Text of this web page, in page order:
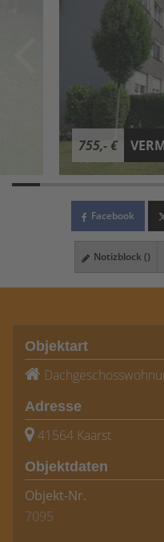
755,- €
Facebook
Notizblock ()
Objektart
Adresse
41564 Kaarst
Objektdaten
Objekt-Nr.
7095